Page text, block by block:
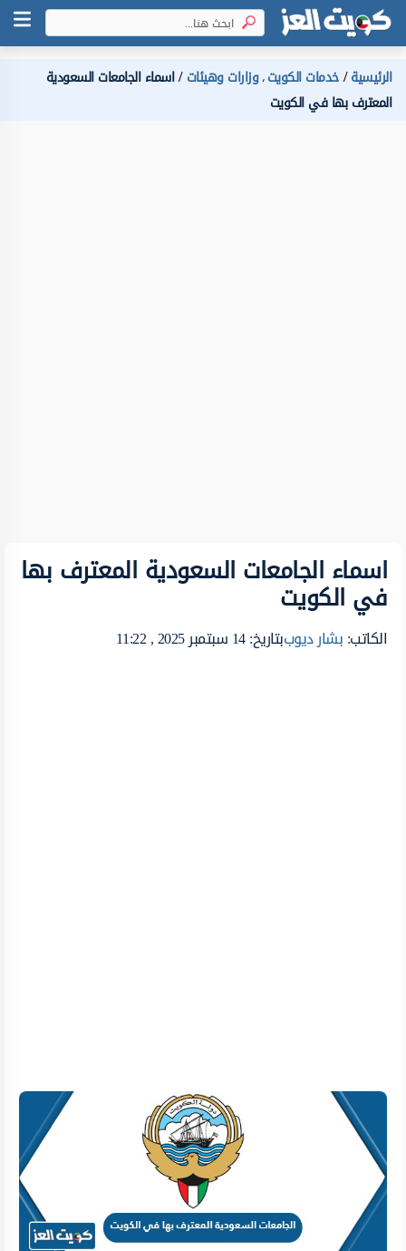
الرئيسية خدمات الكويت،وزارات وهيئات اسماء الجامعات السعودية
المعترف بها في الكويت
اسماء الجامعات السعودية المعترف بها
في الكويت
الكاتب:بشار ديوببتاريخ: 14 سبتمبر 2025 , 11:22